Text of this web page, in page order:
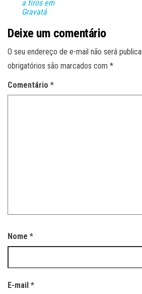
a tiros em
Gravatá
Deixe um comentário
O seu endereço de e-mail não será
obrigatórios são marcados com *
Comentário *
Nome *
E-mail *